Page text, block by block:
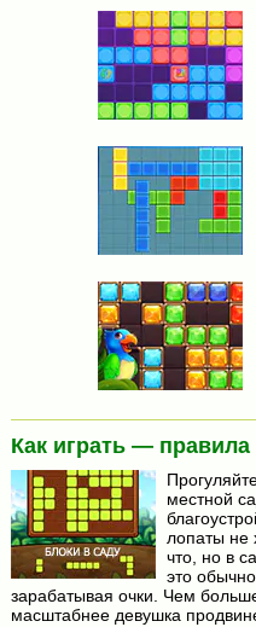
Как играть —
местной
лопаты не
что, но в
это
зарабатывая очки. Чем
масштабнее девушка